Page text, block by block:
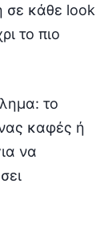
σε κάθε look
το πιο
το
καφές ή
να